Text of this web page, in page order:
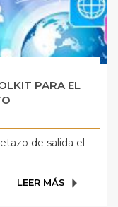
PARA EL
de salida el
LEER MÁS